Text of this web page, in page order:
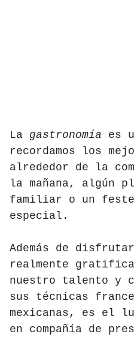
La gastronomía es
recordamos los
alrededor de la
la mañana, algún
familiar o un
especial.
Además de
realmente
nuestro talento y
sus técnicas
mexicanas, es el
en compañía de